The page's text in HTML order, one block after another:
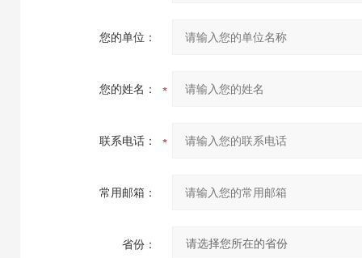
您的单位：
您的姓名：
联系电话：
常用邮箱：
省份：